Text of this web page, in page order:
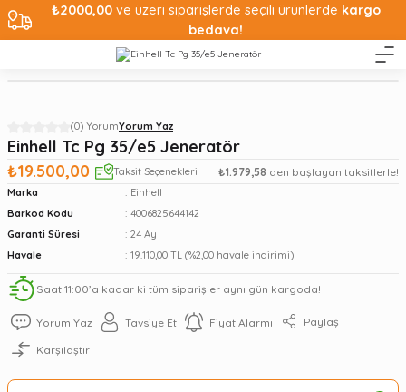
₺2000,00ve üzeri siparişlerde seçili ürünlerde kargo
bedava!
(0) YorumYorum Yaz
Einhell Tc Pg 35/e5 Jeneratör
₺19.500,00
Taksit Seçenekleri ₺1.979,58 den başlayan taksitlerle!
Marka
Einhell
Barkod Kodu
4006825644142
Garanti Süresi
24 Ay
Havale
19.110,00 TL (%2,00 havale indirimi)
Saat 11:00’a kadar ki tüm siparişler aynı gün kargoda!
Yorum Yaz Tavsiye Et Fiyat Alarmı Paylaş
Karşılaştır